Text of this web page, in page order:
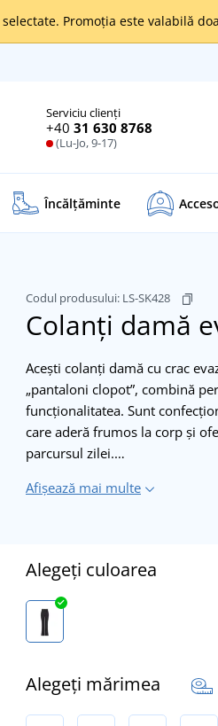
selectate. Promoția este valabilă
Serviciu clienți
+40 31 630 8768
(Lu-Jo, 9-17)
Încălţăminte
Codul produsului: LS-SK428
Colanți damă
Acești colanți damă cu crac
„pantaloni clopot”, combină
funcționalitatea. Sunt
care aderă frumos la corp și
parcursul zilei.…
Afișează mai multe
Alegeți culoarea
Alegeți mărimea